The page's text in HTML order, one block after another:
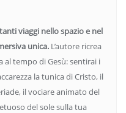
viaggi nello spazio e nel
unica. L’autore ricrea
al tempo di Gesù: sentirai i
la tunica di Cristo, il
il vociare animato del
del sole sulla tua